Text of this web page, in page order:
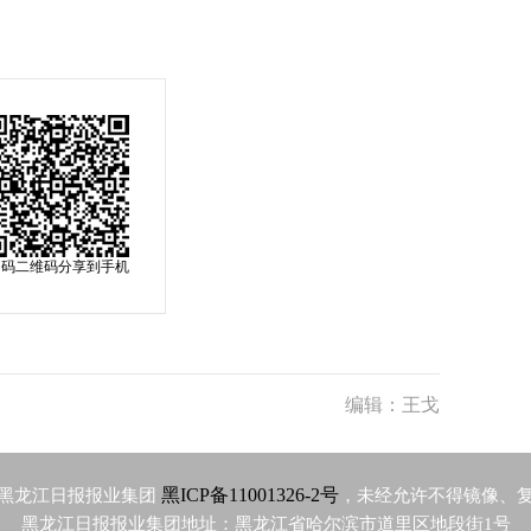
二维码分享到手机
编辑：王戈
龙江日报报业集团 黑ICP备11001326-2号 ，未经允许不得镜像、
黑龙江日报报业集团地址：黑龙江省哈尔滨市道里区地段街1号